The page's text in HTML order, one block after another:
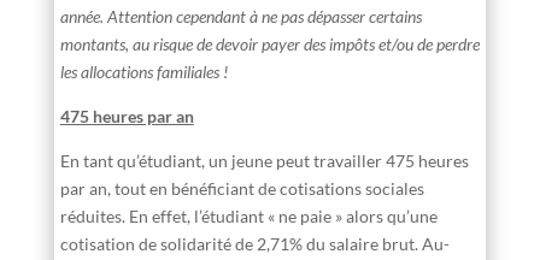
année. Attention cependant à ne pas dépasser certains
montants, au risque de devoir payer des impôts et/ou de perdre
les allocations familiales !
475 heures par an
En tant qu’étudiant, un jeune peut travailler 475 heures
par an, tout en bénéficiant de cotisations sociales
réduites. En effet, l’étudiant « ne paie » alors qu’une
cotisation de solidarité de 2,71% du salaire brut. Au-